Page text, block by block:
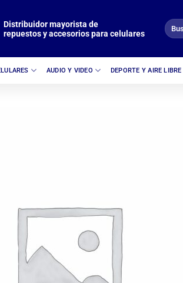
Distribuidor mayorista de
repuestos y accesorios para celulares
Buscar
por:
AUDIO Y VIDEO DEPORTE Y AIRE LIBRE